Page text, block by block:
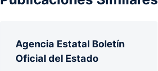
Agencia Estatal Boletín
Oficial del Estado